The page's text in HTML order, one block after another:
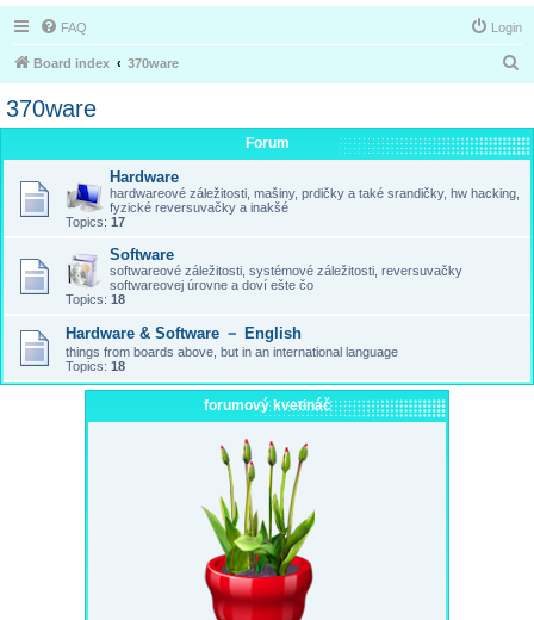
FAQ Login
Board index 370ware
r
370ware
Forum
Hardware
hardwareové záležitosti, mašiny, prdičky a také srandičky, hw hacking,
fyzické reversuvačky a inakšé
Topics: 17
Software
softwareové záležitosti, systémové záležitosti, reversuvačky
softwareovej úrovne a doví ešte čo
Topics: 18
Hardware & Software － English
things from boards above, but in an international language
Topics: 18
forumový kvetináč